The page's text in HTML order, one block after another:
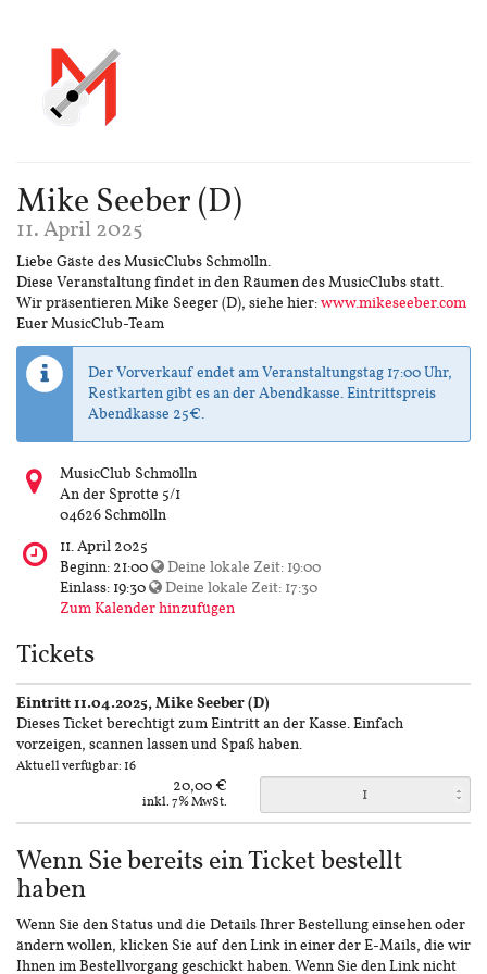
Mike Seeber (D)
11. April 2025
Liebe Gäste des MusicClubs Schmölln.
Diese Veranstaltung findet in den Räumen des MusicClubs statt.
Wir präsentieren Mike Seeger (D), siehe hier: www.mikeseeber.com
Euer MusicClub-Team
Der Vorverkauf endet am Veranstaltungstag 17:00 Uhr,
Restkarten gibt es an der Abendkasse. Eintrittspreis
Abendkasse 25€.
Wo
findet
diese
statt?
MusicClub Schmölln
An der Sprotte 5/1
04626 Schmölln
Wann
findet
diese
Veranstaltung
11. April 2025
Beginn: 21:00 Deine lokale Zeit: 19:00
Einlass: 19:30 Deine lokale Zeit: 17:30
Zum Kalender hinzufügen
Tickets
Eintritt 11.04.2025, Mike Seeber (D)
Dieses Ticket berechtigt zum Eintritt an der Kasse. Einfach
vorzeigen, scannen lassen und Spaß haben.
Aktuell verfügbar: 16
20,00 €
inkl. 7% MwSt.
Wenn Sie bereits ein Ticket bestellt
haben
Wenn Sie den Status und die Details Ihrer Bestellung einsehen oder
ändern wollen, klicken Sie auf den Link in einer der E-Mails, die wir
Ihnen im Bestellvorgang geschickt haben. Wenn Sie den Link nicht